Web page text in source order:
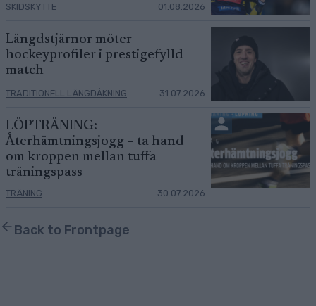
SKIDSKYTTE 01.08.2026
Längdstjärnor möter
hockeyprofiler i prestigefylld
match
TRADITIONELL LÄNGDÅKNING 31.07.2026
LÖPTRÄNING:
Återhämtningsjogg – ta hand
om kroppen mellan tuffa
träningspass
TRÄNING 30.07.2026
Back to Frontpage